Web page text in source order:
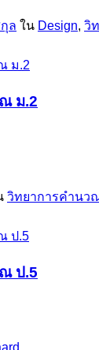
ล ใน Design, วิ
ม.2
วิทยาการคำนว
ป.5